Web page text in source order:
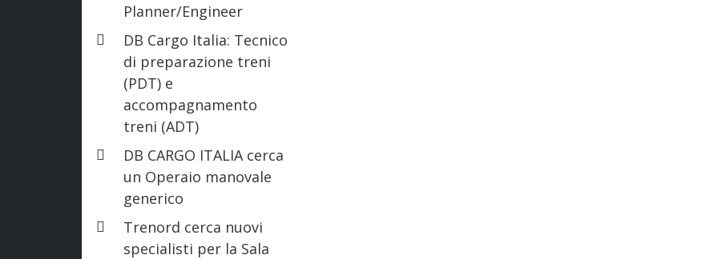
Planner/Engineer
DB Cargo Italia: Tecnico
di preparazione treni
(PDT) e
accompagnamento
treni (ADT)
DB CARGO ITALIA cerca
un Operaio manovale
generico
Trenord cerca nuovi
specialisti per la Sala